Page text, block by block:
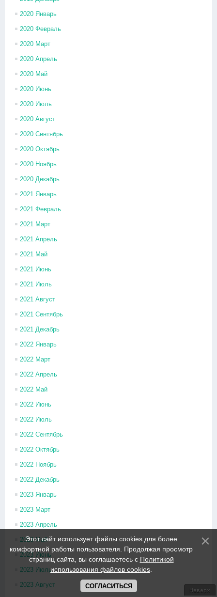
2020 Январь
2020 Февраль
2020 Март
2020 Апрель
2020 Май
2020 Июнь
2020 Июль
2020 Август
2020 Сентябрь
2020 Октябрь
2020 Ноябрь
2020 Декабрь
2021 Январь
2021 Февраль
2021 Март
2021 Апрель
2021 Май
2021 Июнь
2021 Июль
2021 Август
2021 Сентябрь
2021 Декабрь
2022 Январь
2022 Март
2022 Апрель
2022 Май
2022 Июнь
2022 Июль
2022 Сентябрь
2022 Октябрь
2022 Ноябрь
2022 Декабрь
2023 Январь
2023 Март
2023 Апрель
2023 Май
2023 Июнь
2023 Июль
2023 Август
Этот сайт использует файлы cookies для более
комфортной работы пользователя. Продолжая просмотр
страниц сайта, вы соглашаетесь с Политикой
использования файлов cookies
СОГЛАСИТЬСЯ